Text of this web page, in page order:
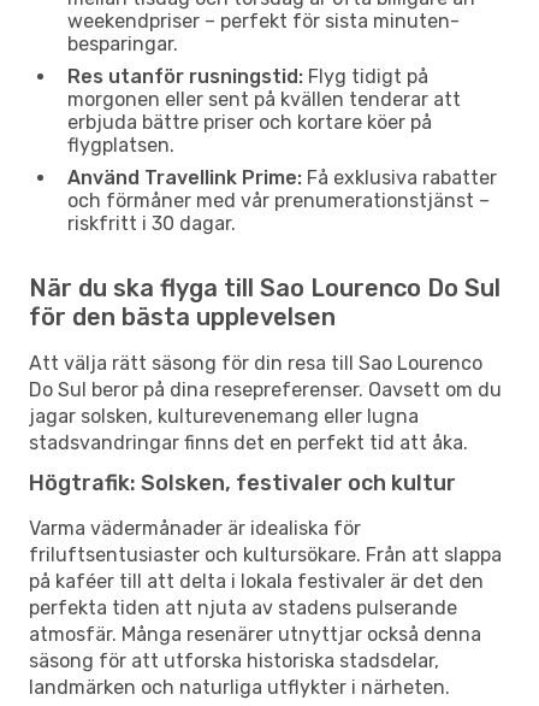
weekendpriser – perfekt för sista minuten-
besparingar.
Res utanför rusningstid: Flyg tidigt på
morgonen eller sent på kvällen tenderar att
erbjuda bättre priser och kortare köer på
flygplatsen.
Använd Travellink Prime: Få exklusiva rabatter
och förmåner med vår prenumerationstjänst –
riskfritt i 30 dagar.
När du ska flyga till Sao Lourenco Do Sul
för den bästa upplevelsen
Att välja rätt säsong för din resa till Sao Lourenco
Do Sul beror på dina resepreferenser. Oavsett om du
jagar solsken, kulturevenemang eller lugna
stadsvandringar finns det en perfekt tid att åka.
Högtrafik: Solsken, festivaler och kultur
Varma vädermånader är idealiska för
friluftsentusiaster och kultursökare. Från att slappa
på kaféer till att delta i lokala festivaler är det den
perfekta tiden att njuta av stadens pulserande
atmosfär. Många resenärer utnyttjar också denna
säsong för att utforska historiska stadsdelar,
landmärken och naturliga utflykter i närheten.